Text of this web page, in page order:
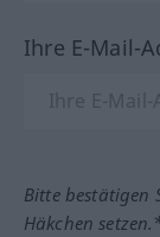
Ihre E-Mail-
Bitte bestätigen
Häkchen